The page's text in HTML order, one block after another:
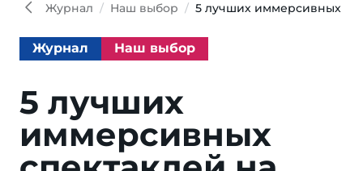
Журнал Наш выбор 5 лучших иммерсивных
Журнал Наш выбор
5 лучших
иммерсивных